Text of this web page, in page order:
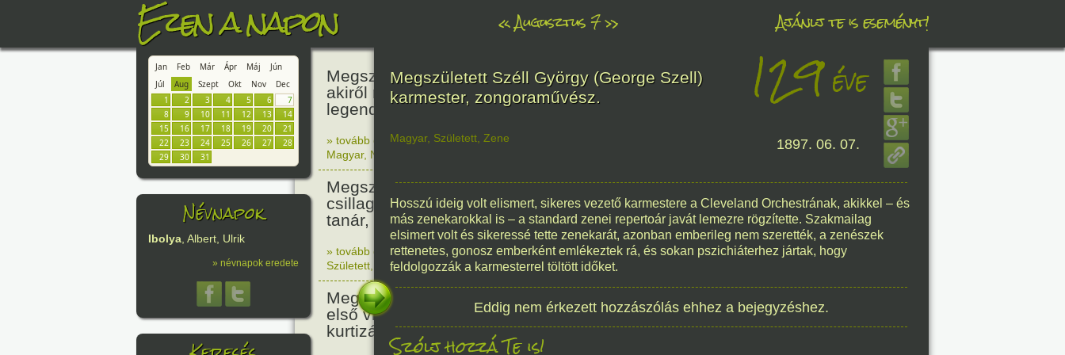
Ezen a napon «Augusztus 7» Ajánlj te is eseményt!
Jan Feb Már Ápr Máj
Jún
Júl
Aug Szept Okt Nov
Dec
1
2 3 4 5 6
7
8
9 10 11 12 13
14
15
16 17 18 19 20
21
22
23 24 25 26 27
28
29
30 31
Névnapok
Ibolya, Albert, Ulrik
» névnapok eredete
Megszületett Báthori Erzsébet,
akiről rémséges és kegyetlen
legendák éltek.
466
» tovább olvasom|Nincs hozzászólás, szólj hozzá!
Magyar, Nő
Megszületett Kondor Gusztáv
csillagász, matematikus, egyetemi
tanár, akadémikus.
201éve
» tovább olvasom|Nincs hozzászólás, szólj hozzá!
Született
Technika,Magyar
Megszületett Mata Hari, a híres
első világháborús táncosnő,
kurtizán és kém.
150éve
Megszületett Széll György (George Szell)
karmester, zongoraművész.
129éve
Magyar, Született Zene 1897. 06. 07.
Hosszú ideig volt elismert, sikeres vezető karmestere a Cleveland Orchestrának, akikkel – és
más zenekarokkal is – a standard zenei repertoár javát lemezre rögzítette. Szakmailag
elsimert volt és sikeressé tette zenekarát, azonban emberileg nem szerették, a zenészek
rettenetes, gonosz emberként emlékeztek rá, és sokan pszichiáterhez jártak, hogy
feldolgozzák a karmesterrel töltött időket.
Eddig nem érkezett hozzászólás ehhez a bejegyzéshez.
Szólj hozzá Te is!